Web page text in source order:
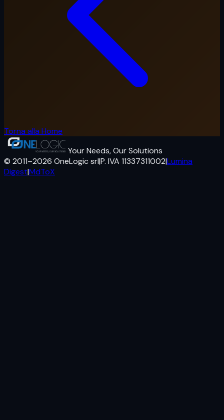
Torna alla Home
Your Needs, Our Solutions
© 2011–2026 OneLogic srl|P. IVA 11337311002|Lumina
Digest|MdToX